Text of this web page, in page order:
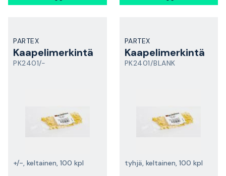
PARTEX
Kaapelimerkintä
PK2401/-
+/-, keltainen, 100 kpl
PARTEX
Kaapelimerkintä
PK2401/BLANK
tyhjä, keltainen, 100 kpl